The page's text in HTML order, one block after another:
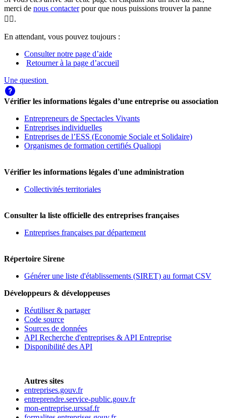
merci de nous contacterpour que nous puissions trouver la panne
🕵️‍♀️.
En attendant, vous pouvez toujours :
Consulter notre page d’aide
Retourner à la page d’accueil
Une question
Vérifier les informations légales d’une entreprise ou association
Entrepreneurs de Spectacles Vivants
Entreprises individuelles
Entreprises de l’ESS (Economie Sociale et Solidaire)
Organismes de formation certifiés Qualiopi
Vérifier les informations légales d'une administration
Collectivités territoriales
Consulter la liste officielle des entreprises françaises
Entreprises françaises par département
Répertoire Sirene
Générer une liste d'établissements (SIRET) au format CSV
Développeurs & développeuses
Réutiliser & partager
Code source
Sources de données
API Recherche d'entreprises & API Entreprise
Disponibilité des API
Autres sites
entreprises.gouv.fr
entreprendre.service-public.gouv.fr
mon-entreprise.urssaf.fr